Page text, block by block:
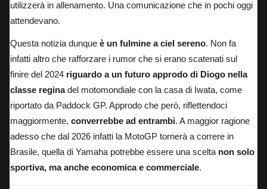
utilizzerà in allenamento. Una comunicazione che in pochi oggi
attendevano.
Questa notizia dunque è un fulmine a ciel sereno. Non fa
infatti altro che rafforzare i rumor che si erano scatenati sul
finire del 2024 riguardo a un futuro approdo di Diogo nella
classe reginadel motomondiale con la casa di Iwata, come
riportato da Paddock GP. Approdo che però, riflettendoci
maggiormente, converrebbe ad entrambi. A maggior ragione
adesso che dal 2026 infatti la MotoGP tornerà a correre in
Brasile, quella di Yamaha potrebbe essere una scelta non solo
sportiva, ma anche economica e commerciale.